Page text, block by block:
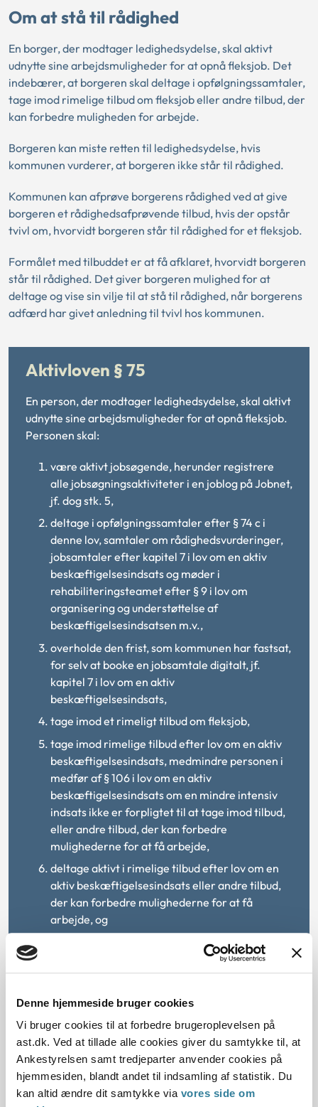
Denne hjemmeside bruger cookies
Vi bruger cookies til at forbedre brugeroplevelsen på
ast.dk. Ved at tillade alle cookies giver du samtykke til, at
Ankestyrelsen samt tredjeparter anvender cookies på
hjemmesiden, blandt andet til indsamling af statistik. Du
kan altid ændre dit samtykke via vores side om
Om at stå til rådighed
En borger, der modtager ledighedsydelse, skal aktivt
udnytte sine arbejdsmuligheder for at opnå fleksjob. Det
indebærer, at borgeren skal deltage i opfølgningssamtaler,
tage imod rimelige tilbud om fleksjob eller andre tilbud, der
kan forbedre muligheden for arbejde.
Borgeren kan miste retten til ledighedsydelse, hvis
kommunen vurderer, at borgeren ikke står til rådighed.
Kommunen kan afprøve borgerens rådighed ved at give
borgeren et rådighedsafprøvende tilbud, hvis der opstår
tvivl om, hvorvidt borgeren står til rådighed for et fleksjob.
Formålet med tilbuddet er at få afklaret, hvorvidt borgeren
står til rådighed. Det giver borgeren mulighed for at
deltage og vise sin vilje til at stå til rådighed, når borgerens
adfærd har givet anledning til tvivl hos kommunen.
Aktivloven § 75
En person, der modtager ledighedsydelse, skal aktivt
udnytte sine arbejdsmuligheder for at opnå fleksjob.
Personen skal:
være aktivt jobsøgende, herunder registrere
alle jobsøgningsaktiviteter i en joblog på Jobnet,
jf. dog stk. 5,
deltage i opfølgningssamtaler efter § 74 c i
denne lov, samtaler om rådighedsvurderinger,
jobsamtaler efter kapitel 7 i lov om en aktiv
beskæftigelsesindsats og møder i
rehabiliteringsteamet efter § 9 i lov om
organisering og understøttelse af
beskæftigelsesindsatsen m.v.,
overholde den frist, som kommunen har fastsat,
for selv at booke en jobsamtale digitalt, jf.
kapitel 7 i lov om en aktiv
beskæftigelsesindsats,
tage imod et rimeligt tilbud om fleksjob,
tage imod rimelige tilbud efter lov om en aktiv
beskæftigelsesindsats, medmindre personen i
medfør af § 106 i lov om en aktiv
beskæftigelsesindsats om en mindre intensiv
indsats ikke er forpligtet til at tage imod tilbud,
eller andre tilbud, der kan forbedre
mulighederne for at få arbejde,
deltage aktivt i rimelige tilbud efter lov om en
aktiv beskæftigelsesindsats eller andre tilbud,
der kan forbedre mulighederne for at få
arbejde, og
registrere cv-oplysninger på Jobnet efter
beskæftigelsesindsats, senest 3 uger efter
Stk. 2.Opstår der tvivl om en persons rådighed, skal
kommunen afprøve denne. Det kan ske ved at
anvende tilbud efter kapitel 11 eller 14 i lov om en
aktiv beskæftigelsesindsats.